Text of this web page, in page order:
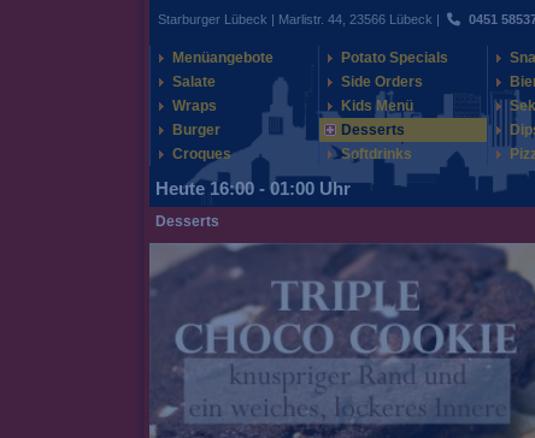
Starburger Lübeck | Marlistr. 44, 23566 Lübeck | 0451
Menüangebote
Salate
Wraps
Burger
Croques
Potato Specials
Side Orders
Kids Menü
Desserts
Softdrinks
Heute 16:00 - 01:00 Uhr
Desserts